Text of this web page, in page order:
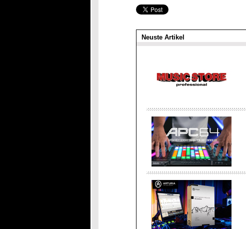
Neuste Artikel